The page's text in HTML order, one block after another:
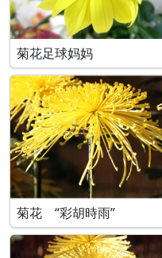
菊花足球妈妈
菊花 “彩胡時雨”